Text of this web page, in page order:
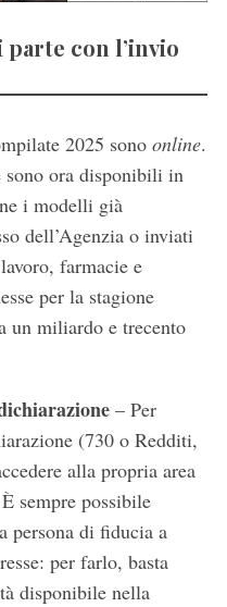
parte con l’invio
2025 sono online.
ora disponibili in
i modelli già
dell’Agenzia o inviati
farmacie e
per la stagione
un miliardo e trecento
– Per
(730 o Redditi,
alla propria area
sempre possibile
persona di fiducia a
per farlo, basta
disponibile nella